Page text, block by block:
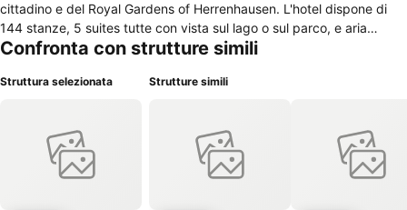
cittadino e del Royal Gardens of Herrenhausen. L'hotel dispone di
144 stanze, 5 suites tutte con vista sul lago o sul parco, e aria
condizionata. Nell'hotel è presente anche un centro convegni dotati
segreteria, fax e posta. Connessione Internet Wireless nelle aree
parcheggio a pagamento oppure parcheggio gratuito poco
distante. L'hotel Courtyard dispone di due ristoranti con cucina
internazionale, uno dei quali posto su di una terrazza con vista sul
Confronta con strutture simili
Struttura selezionata Strutture simili